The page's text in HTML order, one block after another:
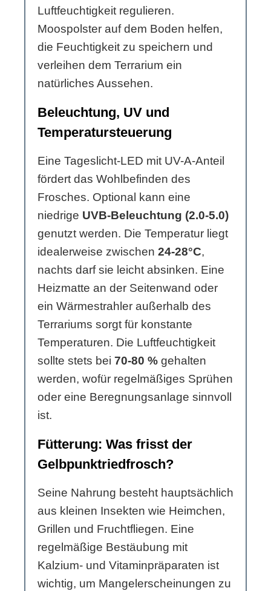
Luftfeuchtigkeit regulieren.
Moospolster auf dem Boden helfen,
die Feuchtigkeit zu speichern und
verleihen dem Terrarium ein
natürliches Aussehen.
Beleuchtung, UV und
Temperatursteuerung
Eine Tageslicht-LED mit UV-A-Anteil
fördert das Wohlbefinden des
Frosches. Optional kann eine
niedrige UVB-Beleuchtung (2.0-5.0)
genutzt werden. Die Temperatur liegt
idealerweise zwischen 24-28°C,
nachts darf sie leicht absinken. Eine
Heizmatte an der Seitenwand oder
ein Wärmestrahler außerhalb des
Terrariums sorgt für konstante
Temperaturen. Die Luftfeuchtigkeit
sollte stets bei 70-80 % gehalten
werden, wofür regelmäßiges Sprühen
oder eine Beregnungsanlage sinnvoll
ist.
Fütterung: Was frisst der
Gelbpunktriedfrosch?
Seine Nahrung besteht hauptsächlich
aus kleinen Insekten wie Heimchen,
Grillen und Fruchtfliegen. Eine
regelmäßige Bestäubung mit
Kalzium- und Vitaminpräparaten ist
wichtig, um Mangelerscheinungen zu